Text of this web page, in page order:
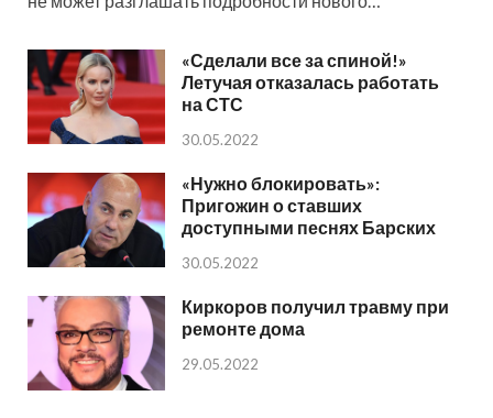
«Сделали все за спиной!»
Летучая отказалась работать
на СТС
30.05.2022
«Нужно блокировать»:
Пригожин о ставших
доступными песнях Барских
30.05.2022
Киркоров получил травму при
ремонте дома
29.05.2022